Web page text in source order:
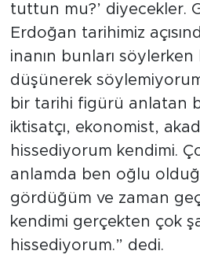
tuttun mu?’ diyecekler.
Erdoğan tarihimiz
inanın bunları söylerken
düşünerek
bir tarihi figürü anlatan
iktisatçı, ekonomist,
hissediyorum kendimi.
anlamda ben oğlu
gördüğüm ve zaman
kendimi gerçekten çok
hissediyorum.” dedi.